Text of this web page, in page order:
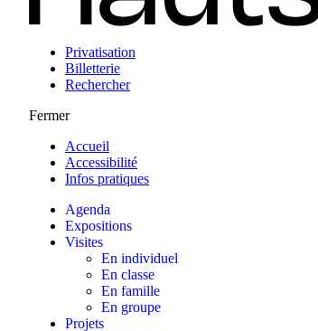
Privatisation
Billetterie
Rechercher
Fermer
Accueil
Accessibilité
Infos pratiques
Agenda
Expositions
Visites
En individuel
En classe
En famille
En groupe
Projets